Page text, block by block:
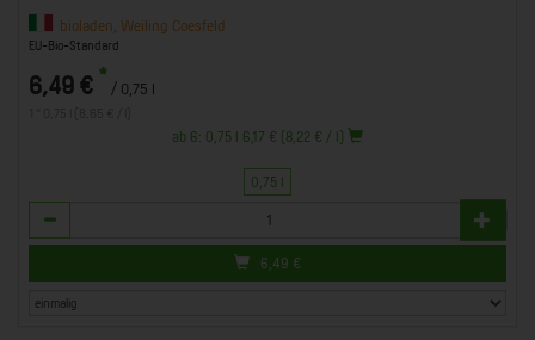
bioladen, Weiling Coesfeld
EU-Bio-Standard
6,49 € * / 0,75 l
ab 6: 0,75 l 6,17 € (8,22 € / l)
0,75 l
Anzahl
6,49 €